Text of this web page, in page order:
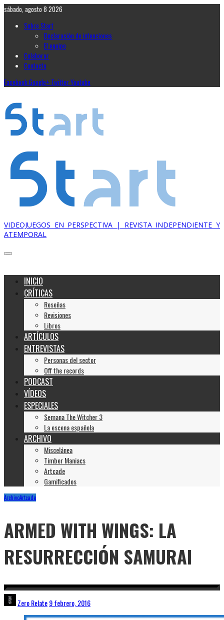
sábado, agosto 8 2026
Sobre Start
Declaración de intenciones
El equipo
Colaborar
Contacto
FacebookGoogle+ TwitterYoutube
VIDEOJUEGOS EN PERSPECTIVA | REVISTA INDEPENDIENTE Y
ATEMPORAL
INICIO
CRÍTICAS
Reseñas
Revisiones
Libros
ARTÍCULOS
ENTREVISTAS
Personas del sector
Off the records
PODCAST
VÍDEOS
ESPECIALES
Semana The Witcher 3
La escena española
ARCHIVO
Miscelánea
Timber Maniacs
Artcade
Gamificados
ArchivoArtcade
ARMED WITH WINGS: LA
RESURRECCIÓN SAMURAI
Zero Relate9 febrero, 2016